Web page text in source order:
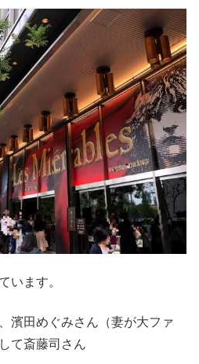
います。
濱田めぐみさん（妻が大ファ
て斎藤司さん